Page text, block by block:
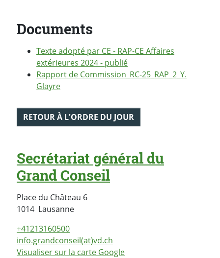
Documents
Texte adopté par CE - RAP-CE Affaires
extérieures 2024 - publié
Rapport de Commission_RC-25_RAP_2_Y.
Glayre
RETOUR À L'ORDRE DU JOUR
Secrétariat général du
Grand Conseil
Place du Château 6
1014 LausanneSuisse
+41213160500
info.grandconseil(at)vd.ch
Visualiser sur la carte Google